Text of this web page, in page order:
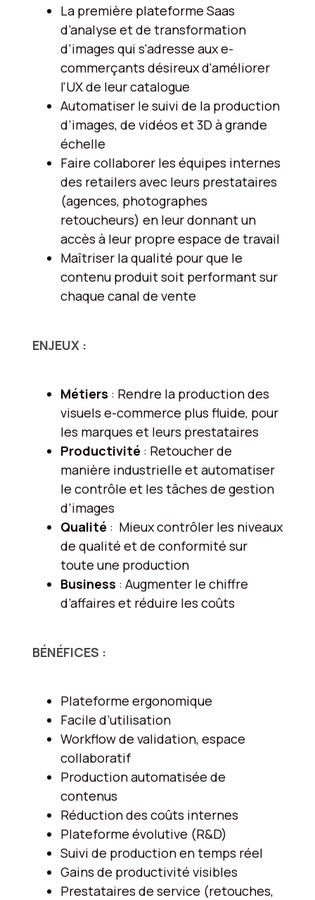
La première plateforme Saas
d’analyse et de transformation
d’images qui s'adresse aux e-
commerçants désireux d'améliorer
l'UX de leur catalogue
Automatiser le suivi de la production
d’images, de vidéos et 3D à grande
échelle
Faire collaborer les équipes internes
des retailers avec leurs prestataires
(agences, photographes
retoucheurs) en leur donnant un
accès à leur propre espace de travail
Maîtriser la qualité pour que le
contenu produit soit performant sur
chaque canal de vente
ENJEUX :
Métiers : Rendre la production des
visuels e-commerce plus fluide, pour
les marques et leurs prestataires
Productivité : Retoucher de
manière industrielle et automatiser
le contrôle et les tâches de gestion
d’images
Qualité : Mieux contrôler les niveaux
de qualité et de conformité sur
toute une production
Business : Augmenter le chiffre
d’affaires et réduire les coûts
BÉNÉFICES :
Plateforme ergonomique
Facile d’utilisation
Workflow de validation, espace
collaboratif
Production automatisée de
contenus
Réduction des coûts internes
Plateforme évolutive (R&D)
Suivi de production en temps réel
Gains de productivité visibles
Prestataires de service (retouches,